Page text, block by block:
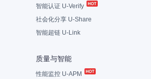
智能认证 U-Verify
社会化分享 U-Share
智能超链 U-Link
质量与智能
性能监控 U-APM